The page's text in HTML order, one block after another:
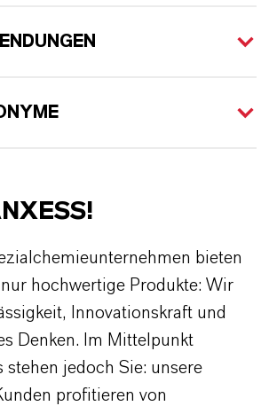
bieten
hochwertige Produkte: Wir
Innovationskraft und
Denken. Im Mittelpunkt
stehen jedoch Sie: unsere
profitieren von